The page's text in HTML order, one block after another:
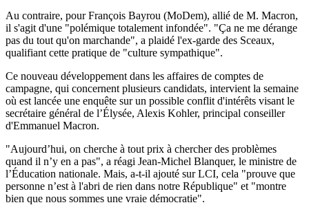
Au contraire, pour François Bayrou (MoDem), allié de M. Macron,
il s'agit d'une "polémique totalement infondée". "Ça ne me dérange
pas du tout qu'on marchande", a plaidé l'ex-garde des Sceaux,
qualifiant cette pratique de "culture sympathique".
Ce nouveau développement dans les affaires de comptes de
campagne, qui concernent plusieurs candidats, intervient la semaine
où est lancée une enquête sur un possible conflit d'intérêts visant le
secrétaire général de l’Élysée, Alexis Kohler, principal conseiller
d'Emmanuel Macron.
"Aujourd’hui, on cherche à tout prix à chercher des problèmes
quand il n’y en a pas", a réagi Jean-Michel Blanquer, le ministre de
l’Éducation nationale. Mais, a-t-il ajouté sur LCI, cela "prouve que
personne n’est à l'abri de rien dans notre République" et "montre
bien que nous sommes une vraie démocratie".